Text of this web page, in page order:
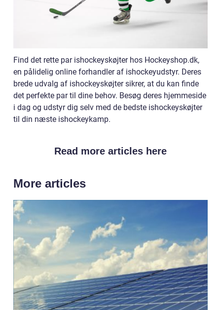
Find det rette par ishockeyskøjter hos Hockeyshop.dk,
en pålidelig online forhandler af ishockeyudstyr. Deres
brede udvalg af ishockeyskøjter sikrer, at du kan finde
det perfekte par til dine behov. Besøg deres hjemmeside
i dag og udstyr dig selv med de bedste ishockeyskøjter
til din næste ishockeykamp.
Read more articles here
More articles